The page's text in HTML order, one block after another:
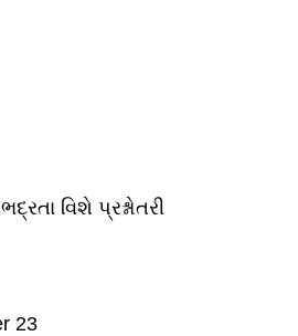
વિશે પ્રશ્નોતરી
23